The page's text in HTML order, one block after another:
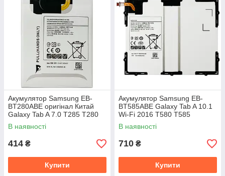
Акумулятор Samsung EB-
BT280ABE оригінал Китай
Galaxy Tab A 7.0 T285 T280
4000 mAh
В наявності
414 ₴
Купити
Акумулятор Samsung EB-
BT585ABE Galaxy Tab A 10.1
Wi-Fi 2016 T580 T585
оригінал Китай 7300 mAh
В наявності
710 ₴
Купити